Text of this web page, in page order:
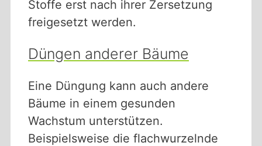
Stoffe erst nach ihrer Zersetzung
freigesetzt werden.
Düngen anderer Bäume
Eine Düngung kann auch andere
Bäume in einem gesunden
Wachstum unterstützen.
Beispielsweise die flachwurzelnde